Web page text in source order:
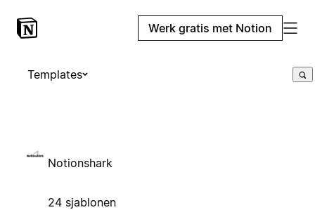
Werk gratis met Notion
Templates
Notionshark
24 sjablonen